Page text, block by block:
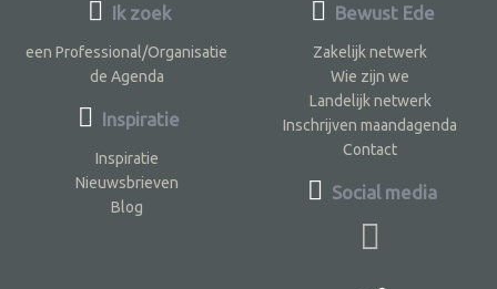
Ik zoek
een Professional/Organisatie
de Agenda
Inspiratie
Inspiratie
Nieuwsbrieven
Blog
Bewust Ede
Zakelijk netwerk
Wie zijn we
Landelijk netwerk
Inschrijven maandagenda
Contact
Social media